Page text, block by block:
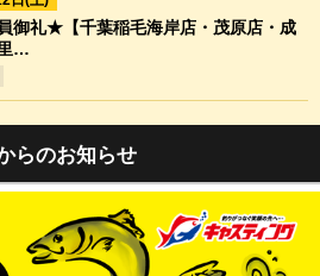
御礼★【千葉稲毛海岸店・茂原店・成
…
らのお知らせ